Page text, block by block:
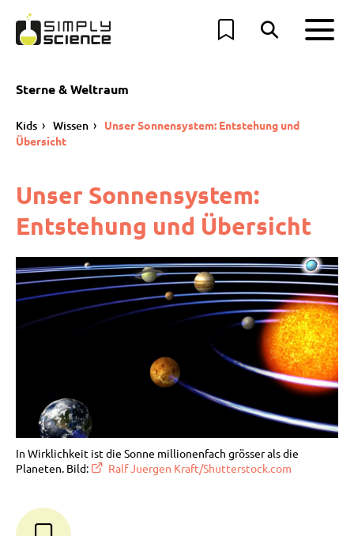
Sterne & Weltraum
Kids Wissen
Unser Sonnensystem: Entstehung und
Übersicht
Unser Sonnensystem:
Entstehung und Übersicht
In Wirklichkeit ist die Sonne millionenfach grösser als die
Planeten. Bild:
Ralf Juergen Kraft/Shutterstock.com